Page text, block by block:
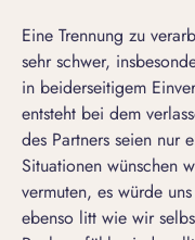
Eine Trennung zu
sehr schwer,
in beiderseitigem
entsteht bei dem
des Partners seien nur
Situationen wünschen
vermuten, es würde
ebenso litt wie wir